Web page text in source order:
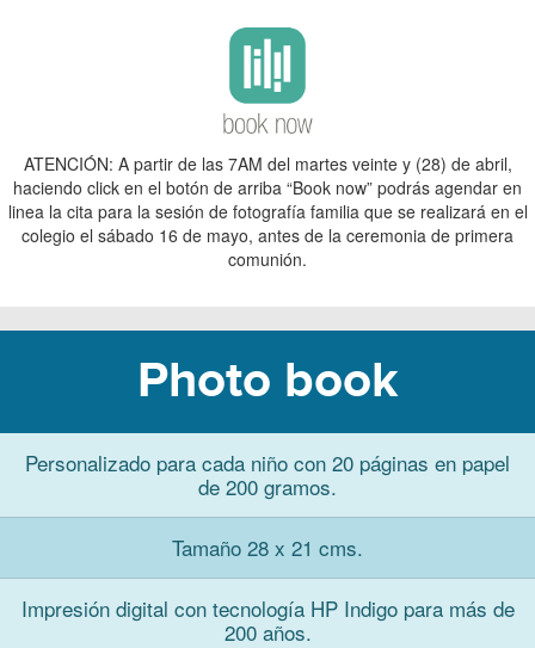
ATENCIÓN: A partir de las 7AM del martes veinte y (28) de abril,
haciendo click en el botón de arriba “Book now” podrás agendar en
linea la cita para la sesión de fotografía familia que se realizará en el
colegio el sábado 16 de mayo, antes de la ceremonia de primera
comunión.
Photo book
Personalizado para cada niño con 20 páginas en papel
de 200 gramos.
Tamaño 28 x 21 cms.
Impresión digital con tecnología HP Indigo para más de
200 años.